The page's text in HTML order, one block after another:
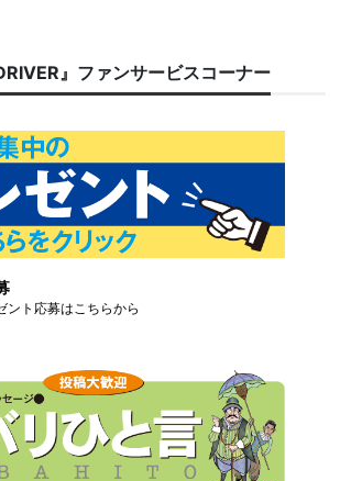
』ファンサービスコーナー
ント応募はこちらから